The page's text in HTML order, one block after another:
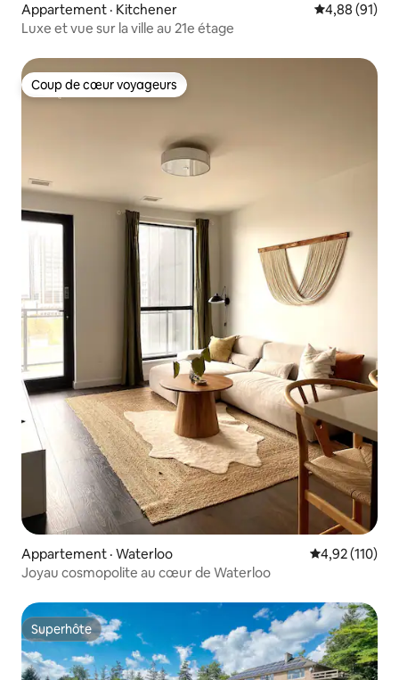
Appartement · Kitchener Note
4,88 (91)
Luxe et vue sur la ville au 21e étage
Coup de cœur voyageurs
Coup de cœur voyageurs
Appartement · Waterloo Note
4,92 (110)
Joyau cosmopolite au cœur de Waterloo
Superhôte
Superhôte